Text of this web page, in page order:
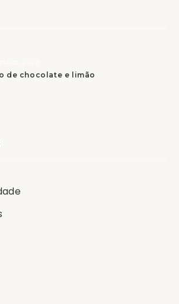
de chocolate e limão